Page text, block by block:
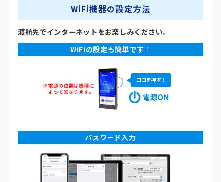
WiFi機器の設定方法
渡航先でインターネットをお楽しみください。
WiFiの設定も簡単です！
パスワード入力